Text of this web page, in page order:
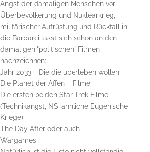
Angst der damaligen Menschen vor
Überbevölkerung und Nuklearkrieg,
militärischer Aufrüstung und Rückfall in
die Barbarei lässt sich schön an den
damaligen "politischen" Filmen
nachzeichnen:
Jahr 2033 – Die die überleben wollen
Die Planet der Affen – Filme
Die ersten beiden Star Trek Filme
(Technikangst, NS-ähnliche Eugenische
Kriege)
The Day After oder auch
Wargames